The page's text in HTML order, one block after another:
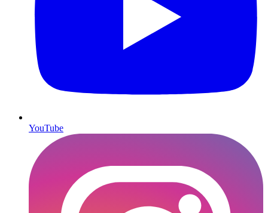
YouTube